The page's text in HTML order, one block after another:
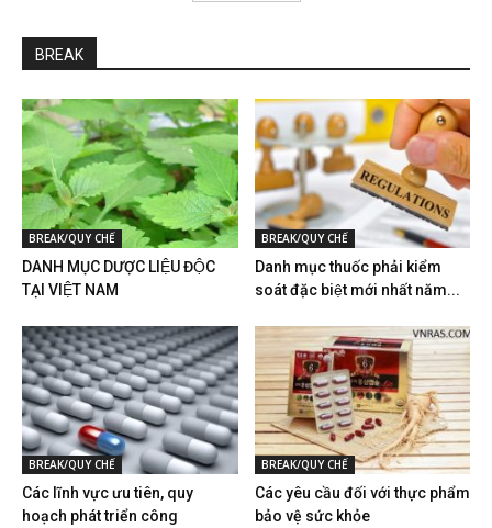
BREAK
BREAK/QUY CHẾ
DANH MỤC DƯỢC LIỆU ĐỘC
TẠI VIỆT NAM
BREAK/QUY CHẾ
Danh mục thuốc phải kiểm
soát đặc biệt mới nhất năm...
BREAK/QUY CHẾ
Các lĩnh vực ưu tiên, quy
hoạch phát triển công
BREAK/QUY CHẾ
Các yêu cầu đối với thực phẩm
bảo vệ sức khỏe